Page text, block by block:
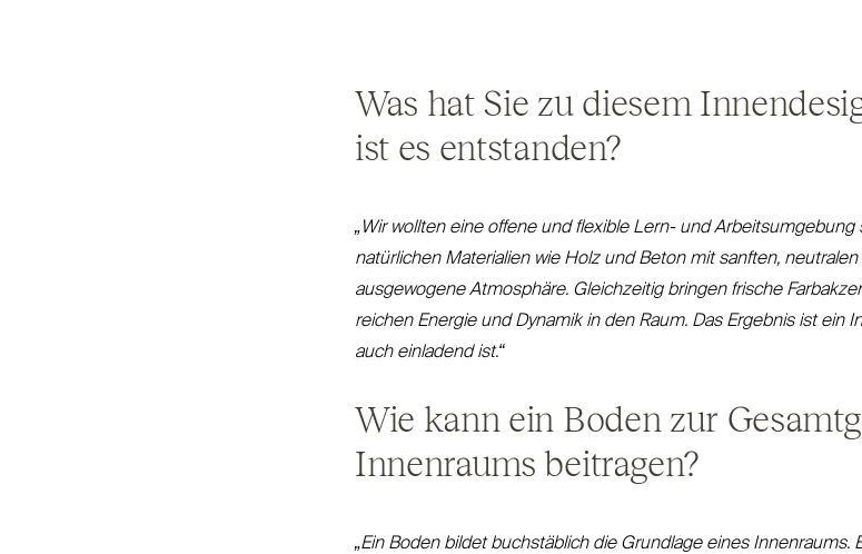
Was hat Sie zu diesem
ist es entstanden?
„Wir wollten eine offene und flexible Lern- und Arbeits­umgebung
natürlichen Mate­rialien wie Holz und Beton mit sanften,
aus­gewogene Atmosphäre. Gleichzeitig bringen frische
reichen Energie und Dynamik in den Raum. Das Ergebnis ist ein
auch einladend ist.“
Wie kann ein Boden zur
Innenraums beitragen?
„Ein Boden bildet buch­stäblich die Grundlage eines Innenraums.